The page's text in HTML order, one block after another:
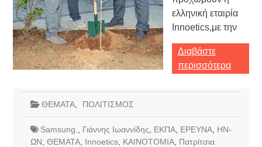
ελληνική εταιρία
Innoetics,με την
Διαβάστε
περισσότερα
ΘΕΜΑΤΑ, ΠΟΛΙΤΙΣΜΟΣ
Samsung. Γιάννης Ιωαννίδης ΕΚΠΑ, ΕΡΕΥΝΑ, ΗΝ-
ΩΝ ΘΕΜΑΤΑ, Ιnnoetics, ΚΑΙΝΟΤΟΜΙΑ, Πατρίτσια